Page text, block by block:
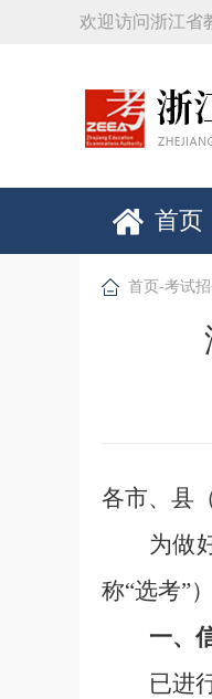
欢迎访问浙江省
首页
首页 -考试
各市、县
为做
称“选考”
一、
已进